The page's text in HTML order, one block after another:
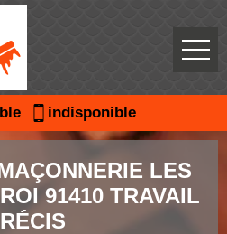
indisponible
LES
91410 TRAVAIL